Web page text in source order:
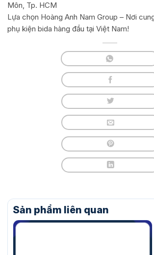
Môn, Tp. HCM
Lựa chọn Hoàng Anh Nam Group – Nơi
phụ kiện bida hàng đầu tại Việt Nam!
Sản phẩm liên quan